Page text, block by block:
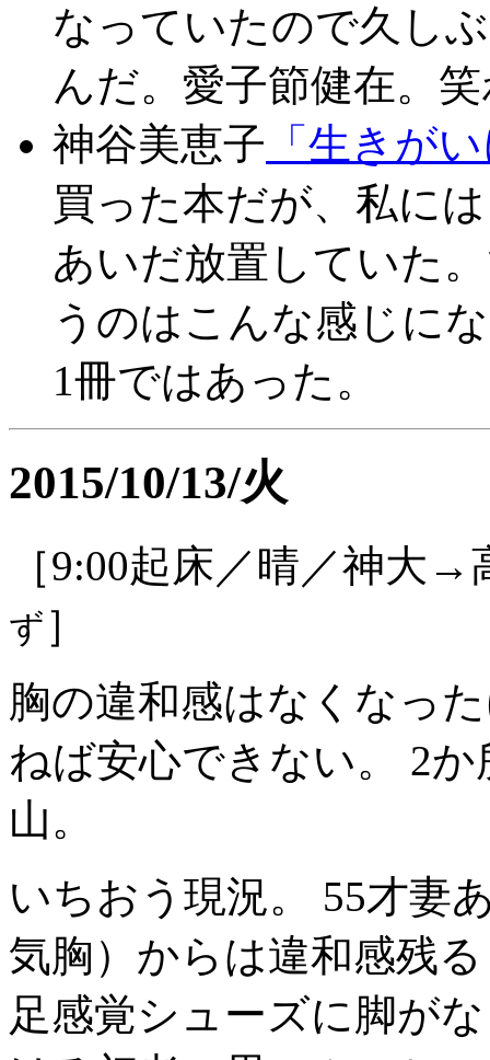
なっていたので久し
んだ。愛子節健在。
神谷美恵子 「生きが
買った本だが、私に
あいだ放置していた
うのはこんな感じに
1冊ではあった。
2015/10/13/火
［9:00起床／晴／神大→
ず ］
胸の違和感はなくなっ
ねば安心できない。 2
山。
いちおう現況。 55才妻
気胸）からは違和感残
足感覚シューズに脚が